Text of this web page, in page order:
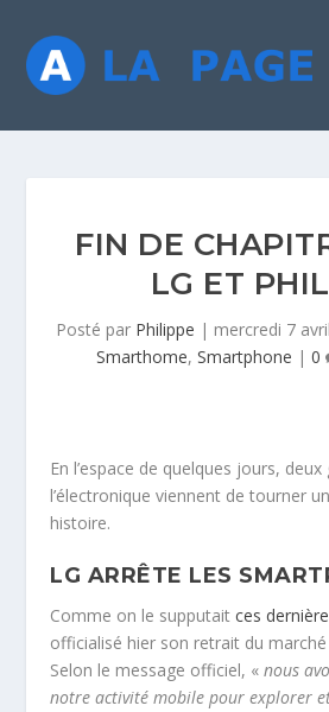
FIN DE
LG ET
Posté par Philippe | mercredi 7
Smarthome, Smartphone | 0
En l’espace de quelques jours,
l’électronique viennent de tourner
histoire.
LG ARRÊTE LES
Comme on le supputaitces
officialisé hier son retrait du
Selon le message officiel, «nous
notre activité mobile pour explorer